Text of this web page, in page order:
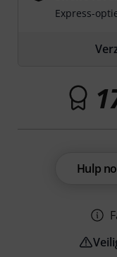
Express-
Hulp